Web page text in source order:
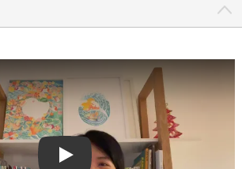
Play video